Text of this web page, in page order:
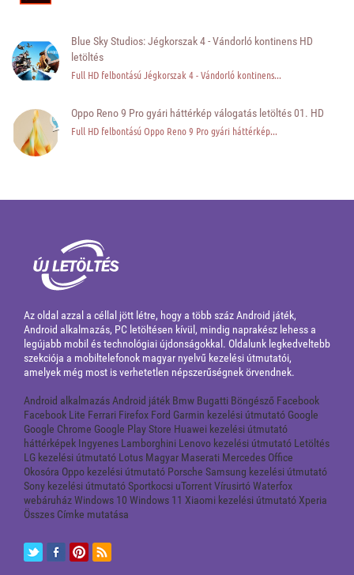
Blue Sky Studios: Jégkorszak 4 - Vándorló kontinens HD
letöltés
Full HD felbontású Jégkorszak 4 - Vándorló kontinens...
Oppo Reno 9 Pro gyári háttérkép válogatás letöltés 01. HD
Full HD felbontású Oppo Reno 9 Pro gyári háttérkép...
Az oldal azzal a céllal jött létre, hogy a több száz Android játék,
Android alkalmazás, PC letöltésen kívül, mindig naprakész lehess a
legújabb mobil és technológiai újdonságokkal. Oldalunk legkedveltebb
szekciója a mobiltelefonok magyar nyelvű kezelési útmutatói,
amelyek még most is verhetetlen népszerűségnek örvendnek.
Android alkalmazásAndroid játék Bmw Bugatti Böngésző Facebook
Facebook Lite Ferrari Firefox Ford Garmin kezelési útmutató Google
Google Chrome Google Play Store Huawei kezelési útmutató
háttérképek Ingyenes Lamborghini Lenovo kezelési útmutató Letöltés
LG kezelési útmutató Lotus Magyar Maserati Mercedes Office
Okosóra Oppo kezelési útmutató Porsche Samsung kezelési útmutató
Sony kezelési útmutatóSportkocsi uTorrentVírusirtóWaterfox
webáruházWindows 10 Windows 11 Xiaomi kezelési útmutatóXperia
Összes Címke mutatása